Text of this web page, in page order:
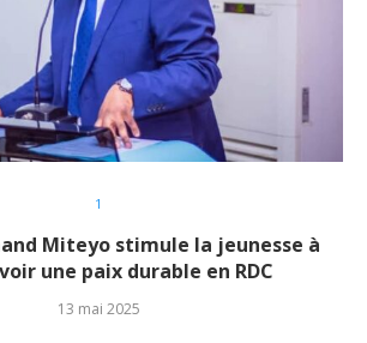
1
Miteyo stimule la jeunesse à
une paix durable en RDC
13 mai 2025